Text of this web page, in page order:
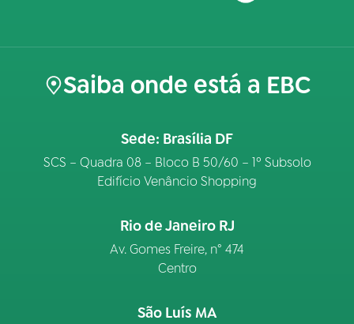
Saiba onde está a EBC
Sede: Brasília DF
SCS – Quadra 08 – Bloco B 50/60 – 1º Subsolo
Edifício Venâncio Shopping
Rio de Janeiro RJ
Av. Gomes Freire, n° 474
Centro
São Luís MA